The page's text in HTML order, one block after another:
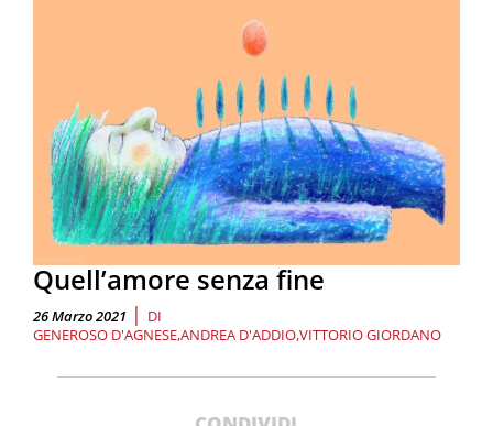
Quell’amore senza fine
26 Marzo 2021 | DI
GENEROSO D'AGNESEANDREA D'ADDIOVITTORIO GIORDANO